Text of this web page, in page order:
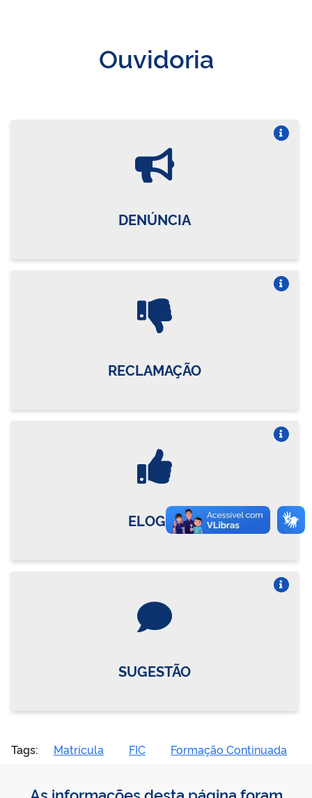
Ouvidoria
DENÚNCIA
RECLAMAÇÃO
ELOGIO
SUGESTÃO
Tags: Matrícula FIC Formação Continuada
As informações desta página foram